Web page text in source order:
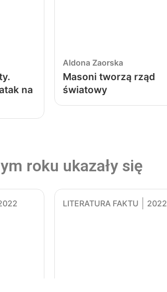
na
Aldona Zaorska
Masoni tworzą rząd
światowy
roku ukazały się
LITERATURA FAKTU 2022